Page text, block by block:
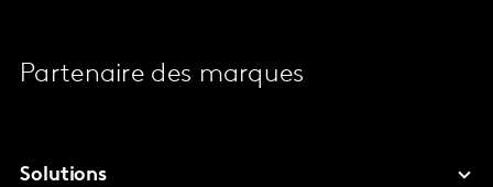
Partenaire des marques
Solutions